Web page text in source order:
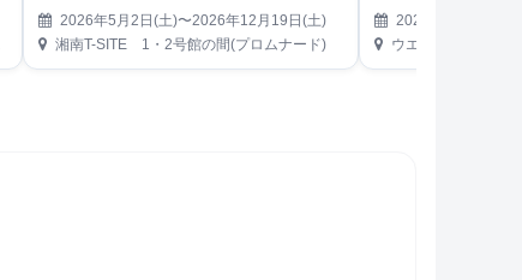
2026年5月2日(土)〜2026年12月19日(土)
湘南T-SITE 1・2号館の間(プロムナード)
2026年5月3日(日)
ウエルシア町田境川